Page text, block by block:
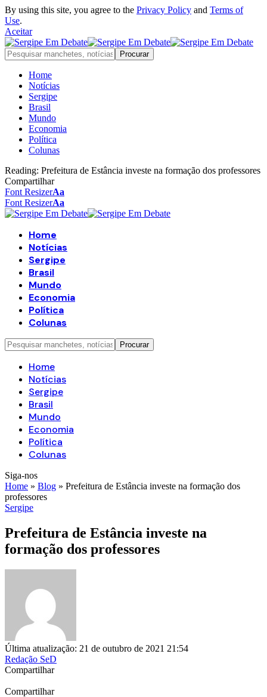
By using this site, you agree to the Privacy Policy and Terms of
Use.
Aceitar
Home
Notícias
Sergipe
Brasil
Mundo
Economia
Política
Colunas
Reading: Prefeitura de Estância investe na formação dos professores
Compartilhar
Font ResizerAa
Font ResizerAa
Home
Notícias
Sergipe
Brasil
Mundo
Economia
Política
Colunas
Home
Notícias
Sergipe
Brasil
Mundo
Economia
Política
Colunas
Siga-nos
Home » Blog » Prefeitura de Estância investe na formação dos
professores
Sergipe
Prefeitura de Estância investe na
formação dos professores
Última atualização: 21 de outubro de 2021 21:54
Redação SeD
Compartilhar
Compartilhar